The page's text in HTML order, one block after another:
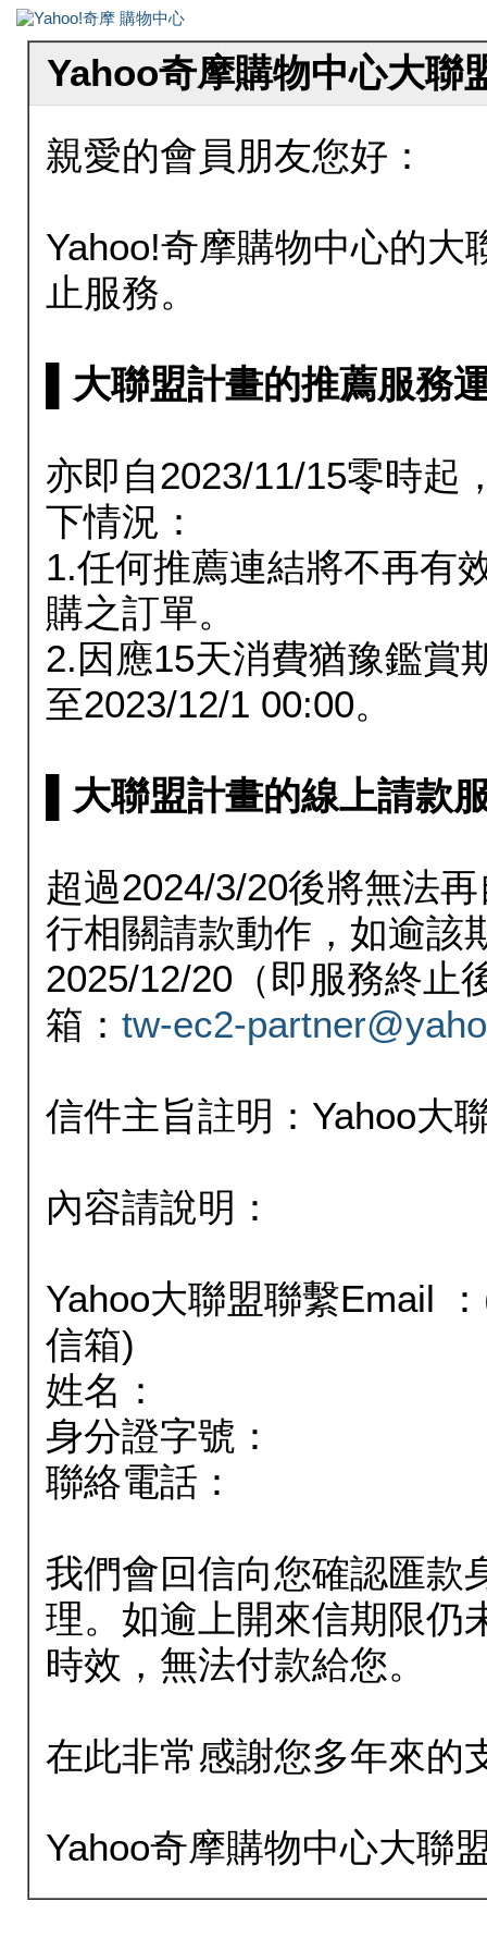
Yahoo奇摩購物中心大聯
親愛的會員朋友您好：
Yahoo!奇摩購物中心的大
止服務。
▌大聯盟計畫的推薦服務
亦即自2023/11/15零時起
下情況：
1.任何推薦連結將不再有
購之訂單。
2.因應15天消費猶豫鑑賞
至2023/12/1 00:00。
▌大聯盟計畫的線上請款
超過2024/3/20後將無法
行相關請款動作，如逾該
2025/12/20（即服務終止
箱： tw-ec2-
信件主旨註明：Yahoo大
內容請說明：
Yahoo大聯盟聯繫Email
信箱)
姓名：
身分證字號：
聯絡電話：
我們會回信向您確認匯款
理。如逾上開來信期限仍
時效，無法付款給您。
在此非常感謝您多年來的
Yahoo奇摩購物中心大